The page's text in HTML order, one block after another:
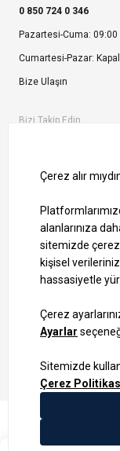
0 850 724 0 346
Pazartesi-Cuma: 09:00
Cumartesi-Pazar:
Bize Ulaşın
Bizi Takip Edin
1000 TL ve Üzeri
Bilgi Toplum Hizmetleri
KVKK Veri İşleme
Site Haritası